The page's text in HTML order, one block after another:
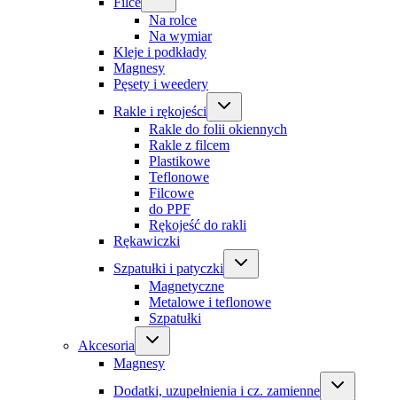
Na rolce
Na wymiar
Kleje i podkłady
Magnesy
Pęsety i weedery
Rakle i rękojeści
Rakle do folii okiennych
Rakle z filcem
Plastikowe
Teflonowe
Filcowe
do PPF
Rękojeść do rakli
Rękawiczki
Szpatułki i patyczki
Magnetyczne
Metalowe i teflonowe
Szpatułki
Akcesoria
Magnesy
Dodatki, uzupełnienia i cz. zamienne